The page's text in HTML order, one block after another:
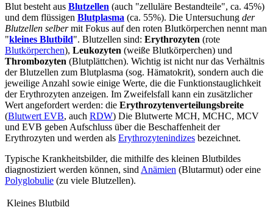
Blut besteht aus Blutzellen (auch "zelluläre Bestandteile", ca. 45%)
und dem flüssigen Blutplasma (ca. 55%). Die Untersuchung der
Blutzellen selbermit Fokus auf den roten Blutkörperchen nennt man
"kleines Blutbild". Blutzellen sind: Erythrozyten (rote
Blutkörperchen), Leukozyten (weiße Blutkörperchen) und
Thrombozyten (Blutplättchen). Wichtig ist nicht nur das Verhältnis
der Blutzellen zum Blutplasma (sog. Hämatokrit), sondern auch die
jeweilige Anzahl sowie einige Werte, die die Funktionstauglichkeit
der Erythrozyten anzeigen. Im Zweifelsfall kann ein zusätzlicher
Wert angefordert werden: die Erythrozytenverteilungsbreite
(Blutwert EVB, auch RDW) Die Blutwerte MCH, MCHC, MCV
und EVB geben Aufschluss über die Beschaffenheit der
Erythrozyten und werden als Erythrozytenindizes bezeichnet.
Typische Krankheitsbilder, die mithilfe des kleinen Blutbildes
diagnostiziert werden können, sind Anämien (Blutarmut) oder eine
Polyglobulie (zu viele Blutzellen).
Kleines Blutbild